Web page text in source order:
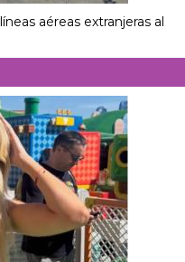
aéreas extranjeras al